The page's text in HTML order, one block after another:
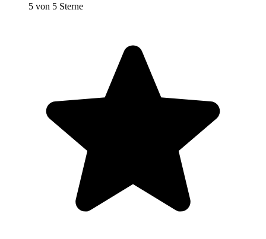
5 von 5 Sterne